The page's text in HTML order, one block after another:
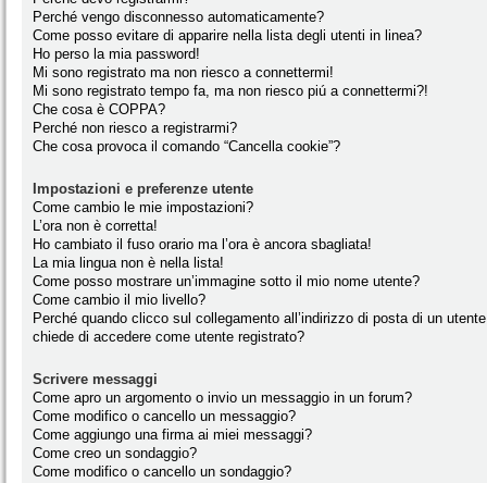
Perché vengo disconnesso automaticamente?
Come posso evitare di apparire nella lista degli utenti in linea?
Ho perso la mia password!
Mi sono registrato ma non riesco a connettermi!
Mi sono registrato tempo fa, ma non riesco piú a connettermi?!
Che cosa è COPPA?
Perché non riesco a registrarmi?
Che cosa provoca il comando “Cancella cookie”?
Impostazioni e preferenze utente
Come cambio le mie impostazioni?
L’ora non è corretta!
Ho cambiato il fuso orario ma l’ora è ancora sbagliata!
La mia lingua non è nella lista!
Come posso mostrare un’immagine sotto il mio nome utente?
Come cambio il mio livello?
Perché quando clicco sul collegamento all’indirizzo di posta di un
chiede di accedere come utente registrato?
Scrivere messaggi
Come apro un argomento o invio un messaggio in un forum?
Come modifico o cancello un messaggio?
Come aggiungo una firma ai miei messaggi?
Come creo un sondaggio?
Come modifico o cancello un sondaggio?